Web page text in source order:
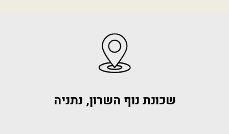
שכונת נוף השרון, נתניה